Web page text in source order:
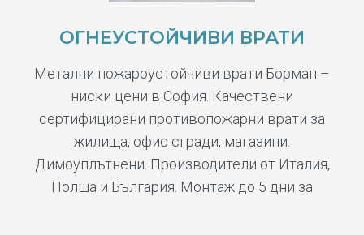
ОГНЕУСТОЙЧИВИ ВРАТИ
Метални пожароустойчиви врати Борман –
ниски цени в София. Качествени
сертифицирани противопожарни врати за
жилища, офис сгради, магазини.
Димоуплътнени. Производители от Италия,
Полша и България. Монтаж до 5 дни за